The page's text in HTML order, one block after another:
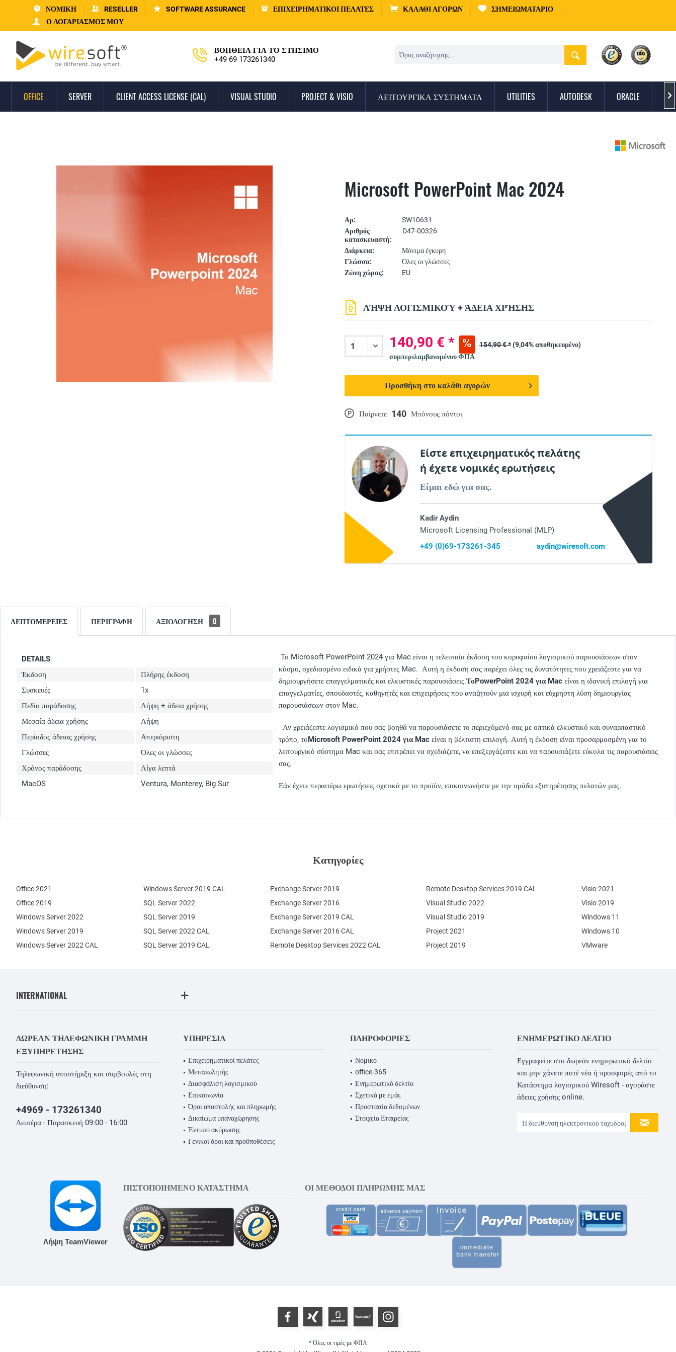
ΝΟΜΙΚΗ RESELLER SOFTWARE ASSURANCE ΕΠΙΧΕΙΡΗΜΑΤΙΚΟΊ ΠΕΛΆΤΕΣ ΚΑΛΆΘΙ ΑΓΟΡΏΝ
ΣΗΜΕΙΩΜΑΤΆΡΙΟ
Ο ΛΟΓΑΡΙΑΣΜΌΣ ΜΟΥ
ΒΟΉΘΕΙΑ ΓΙΑ ΤΟ ΣΤΉΣΙΜΟ
+49 69 173261340
OFFICE SERVER CLIENT ACCESS LICENSE (CAL) VISUAL STUDIO PROJECT & VISIO ΛΕΙΤΟΥΡΓΙΚΆ ΣΥΣΤΉΜΑΤΑ UTILITIES AUTODESK ORACLE 
Microsoft PowerPoint Mac 2024
Αρ:
SW10631
Αριθμός
κατασκευαστή:
D47-00326
Διάρκεια:
Μόνιμα έγκυρη
Γλώσσα:
Όλες οι γλώσσες
Ζώνη χώρας:
EU
P Παίρνετε 140 Μπόνους πόντοι
ΛΉΨΗ ΛΟΓΙΣΜΙΚΟΎ + ΆΔΕΙΑ ΧΡΉΣΗΣ
140,90 € * 154,90 € *(9,04% αποθηκευμένο)
συμπεριλαμβανομένου ΦΠΑ
Προσθήκη στο καλάθι αγορών
Είστε επιχειρηματικός πελάτης
ή έχετε νομικές ερωτήσεις
Είμαι εδώ για σας.
Kadir Aydin
Microsoft Licensing Professional (MLP)
+49 (0)69-173261-345
aydin@wiresoft.com
ΛΕΠΤΟΜΈΡΕΙΕΣ ΠΕΡΙΓΡΑΦΉ ΑΞΙΟΛΌΓΗΣΗ 0
DETAILS
Έκδοση
Πλήρης έκδοση
Συσκευές
1x
Πεδίο παράδοσης
Λήψη + άδεια χρήσης
Μεσαία άδεια χρήσης
Λήψη
Περίοδος άδειας χρήσης
Απεριόριστη
Γλώσσες
Όλες οι γλώσσες
Χρόνος παράδοσης
Λίγα λεπτά
MacOS
Ventura, Monterey, Big Sur
Το Microsoft PowerPoint 2024 για Mac είναι η τελευταία έκδοση του κορυφαίου λογισμικού παρουσιάσεων στον
κόσμο, σχεδιασμένο ειδικά για χρήστες Mac. Αυτή η έκδοση σας παρέχει όλες τις δυνατότητες που χρειάζεστε για να
δημιουργήσετε επαγγελματικές και ελκυστικές παρουσιάσεις.ΤοPowerPoint 2024 για Mac είναι η ιδανική επιλογή για
επαγγελματίες, σπουδαστές, καθηγητές και επιχειρήσεις που αναζητούν μια ισχυρή και εύχρηστη λύση δημιουργίας
παρουσιάσεων στον Mac.
Αν χρειάζεστε λογισμικό που σας βοηθά να παρουσιάσετε το περιεχόμενό σας με οπτικά ελκυστικό και συναρπαστικό
τρόπο, τοMicrosoft PowerPoint 2024 για Mac είναι η βέλτιστη επιλογή. Αυτή η έκδοση είναι προσαρμοσμένη για το
λειτουργικό σύστημα Mac και σας επιτρέπει να σχεδιάζετε, να επεξεργάζεστε και να παρουσιάζετε εύκολα τις παρουσιάσεις
σας.
Εάν έχετε περαιτέρω ερωτήσεις σχετικά με το προϊόν, επικοινωνήστε με την ομάδα εξυπηρέτησης πελατών μας.
Κατηγορίες
Office 2021
Office 2019
Windows Server 2022
Windows Server 2019
Exchange Server 2019
Exchange Server 2016
SQL Server 2022
SQL Server 2019
Windows Server 2022 CAL
Windows Server 2019 CAL
SQL Server 2022 CAL
SQL Server 2019 CAL
Remote Desktop Services 2022 CAL
Remote Desktop Services 2019 CAL
Exchange Server 2019 CAL
Exchange Server 2016 CAL
Visual Studio 2022
Visual Studio 2019
Project 2021
Project 2019
Visio 2021
Visio 2019
Windows 11
Windows 10
VMware
INTERNATIONAL
ΔΩΡΕΆΝ ΤΗΛΕΦΩΝΙΚΉ ΓΡΑΜΜΉ
ΕΞΥΠΗΡΈΤΗΣΗΣ
Τηλεφωνική υποστήριξη και συμβουλές στη
διεύθυνση:
+4969 - 173261340
Δευτέρα - Παρασκευή 09:00 - 16:00
ΥΠΗΡΕΣΊΑ
Επιχειρηματικοί πελάτες
Μεταπωλητής
Διασφάλιση λογισμικού
Επικοινωνία
Όροι αποστολής και πληρωμής
Δικαίωμα υπαναχώρησης
Έντυπο ακύρωσης
Γενικοί όροι και προϋποθέσεις
ΠΛΗΡΟΦΟΡΊΕΣ
Νομικό
office-365
Ενημερωτικό δελτίο
Σχετικά με εμάς
Προστασία δεδομένων
Στοιχεία Εταιρείας
ΕΝΗΜΕΡΩΤΙΚΌ ΔΕΛΤΊΟ
Εγγραφείτε στο δωρεάν ενημερωτικό δελτίο
και μην χάνετε ποτέ νέα ή προσφορές από το
Κατάστημα λογισμικού Wiresoft - αγοράστε
άδειες χρήσης online.
Λήψη TeamViewer
ΠΙΣΤΟΠΟΙΗΜΕΝΟ ΚΑΤΑΣΤΗΜΑ ΟΙ ΜΈΘΟΔΟΙ ΠΛΗΡΩΜΉΣ ΜΑΣ
* Όλες οι τιμές με ΦΠΑ